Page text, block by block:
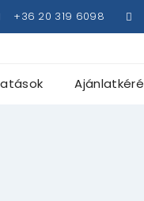
+36 20 319 6098